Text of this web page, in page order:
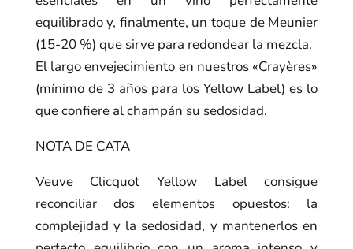
equilibrado y, finalmente, un toque de Meunier
(15-20 %) que sirve para redondear la mezcla.
El largo envejecimiento en nuestros «Crayères»
(mínimo de 3 años para los Yellow Label) es lo
que confiere al champán su sedosidad.
NOTA DE CATA
Veuve Clicquot Yellow Label consigue
reconciliar dos elementos opuestos: la
complejidad y la sedosidad, y mantenerlos en